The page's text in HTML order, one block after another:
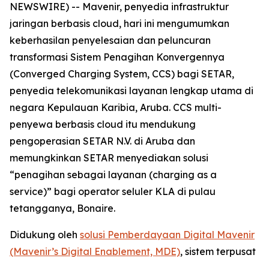
NEWSWIRE) -- Mavenir, penyedia infrastruktur
jaringan berbasis cloud, hari ini mengumumkan
keberhasilan penyelesaian dan peluncuran
transformasi Sistem Penagihan Konvergennya
(Converged Charging System, CCS) bagi SETAR,
penyedia telekomunikasi layanan lengkap utama di
negara Kepulauan Karibia, Aruba. CCS multi-
penyewa berbasis cloud itu mendukung
pengoperasian SETAR N.V. di Aruba dan
memungkinkan SETAR menyediakan solusi
“penagihan sebagai layanan (charging as a
service)” bagi operator seluler KLA di pulau
tetangganya, Bonaire.
Didukung oleh solusi Pemberdayaan Digital Mavenir
(Mavenir’s Digital Enablement, MDE), sistem terpusat